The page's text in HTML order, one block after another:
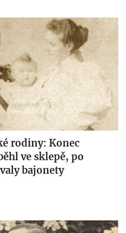
rodiny: Konec
ve sklepě, po
bajonety